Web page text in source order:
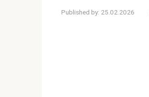
Published by: 25.02.2026